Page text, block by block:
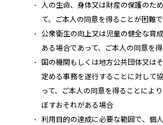
人の生命、身体又は財産の保護のた
て、ご本人の同意を得ることが困難
公衆衛生の向上又は児童の健全な育
ある場合であって、ご本人の同意を
国の機関もしくは地方公共団体又は
定める事務を遂行することに対して
って、ご本人の同意を得ることによ
ぼすおそれがある場合
利用目的の達成に必要な範囲で、個